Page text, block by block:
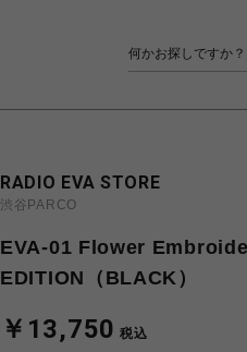
RADIO EVA STORE
渋谷PARCO
EVA-01 Flower
EDITION（BLACK）
￥13,750 税込